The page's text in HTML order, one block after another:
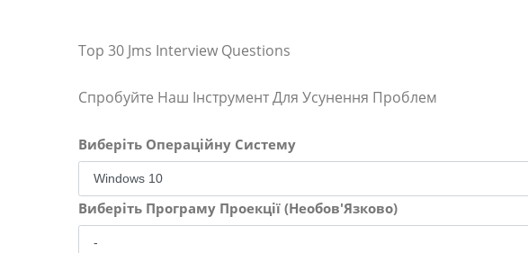
Top 30 Jms Interview Questions
Спробуйте Наш Інструмент Для Усунення Проблем
Виберіть Операційну Систему
Виберіть Програму Проекції (Необов'Язково)